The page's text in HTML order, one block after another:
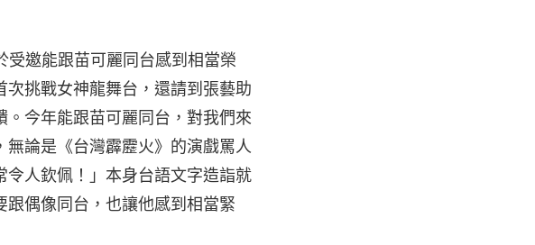
受邀能跟苗可麗同台感到相當榮
挑戰女神龍舞台，還請到張藝助
今年能跟苗可麗同台，對我們來
論是《台灣霹靂火》的演戲罵人
人欽佩！」本身台語文字造詣就
偶像同台，也讓他感到相當緊